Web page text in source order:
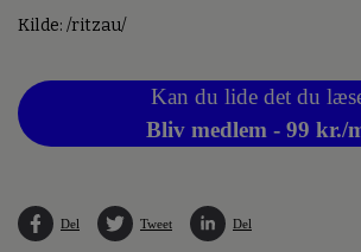
Kilde: /ritzau/
Kan du lide det du
Bliv medlem - 99 kr./
Del Tweet Del